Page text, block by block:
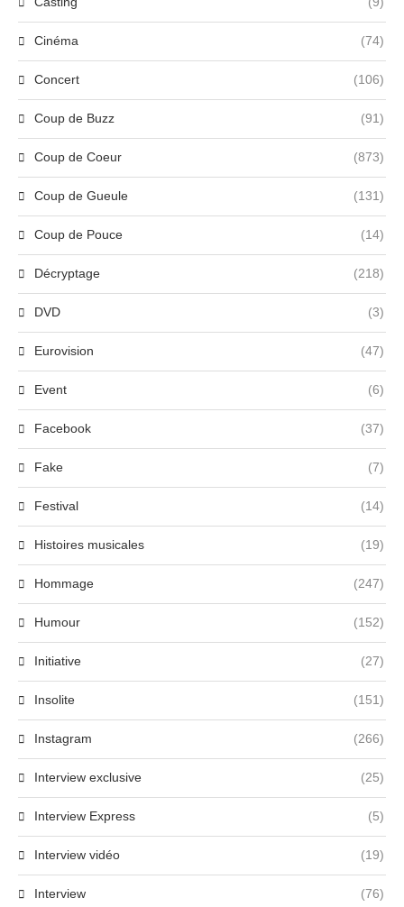
Cinéma (74)
Concert (106)
Coup de Buzz (91)
Coup de Coeur (873)
Coup de Gueule (131)
Coup de Pouce (14)
Décryptage (218)
DVD (3)
Eurovision (47)
Event (6)
Facebook (37)
Fake (7)
Festival (14)
Histoires musicales (19)
Hommage (247)
Humour (152)
Initiative (27)
Insolite (151)
Instagram (266)
Interview exclusive (25)
Interview Express (5)
Interview vidéo (19)
Interview (76)